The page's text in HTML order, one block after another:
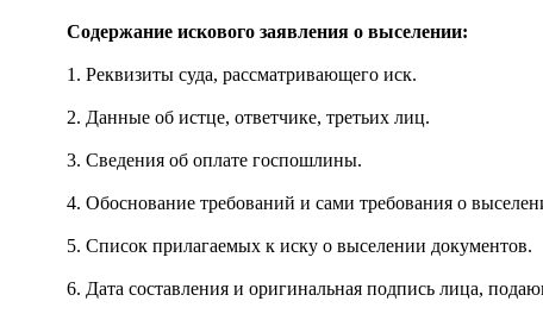
Содержание искового заявления о выселении:
1. Реквизиты суда, рассматривающего иск.
2. Данные об истце, ответчике, третьих лиц.
3. Сведения об оплате госпошлины.
4. Обоснование требований и сами требования о
5. Список прилагаемых к иску о выселении документов.
6. Дата составления и оригинальная подпись лица,